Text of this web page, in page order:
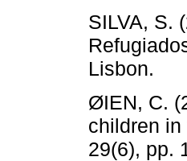
SILVA, S.
Lisbon.
ØIEN, C.
children
29(6), pp.